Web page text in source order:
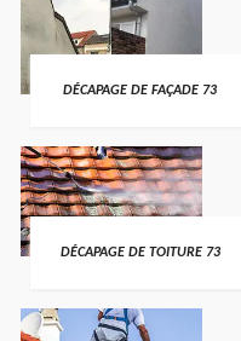
DÉCAPAGE DE FAÇADE 73
DÉCAPAGE DE TOITURE 73